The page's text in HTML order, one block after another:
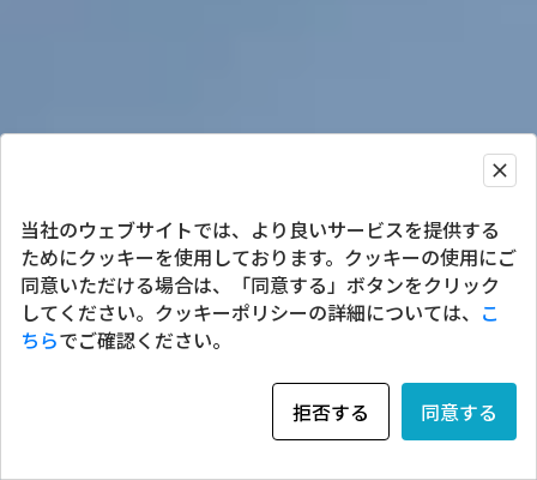
当社のウェブサイトでは、より良いサービスを提供する
ためにクッキーを使用しております。クッキーの使用にご
同意いただける場合は、「同意する」ボタンをクリック
してください。クッキーポリシーの詳細については、 こ
ちらでご確認ください。
拒否する 同意する